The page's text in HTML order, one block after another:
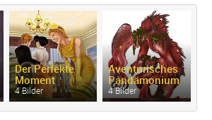
Der Perfekte
Moment
4 Bilder
Aventurisches
Pandämonium
4 Bilder